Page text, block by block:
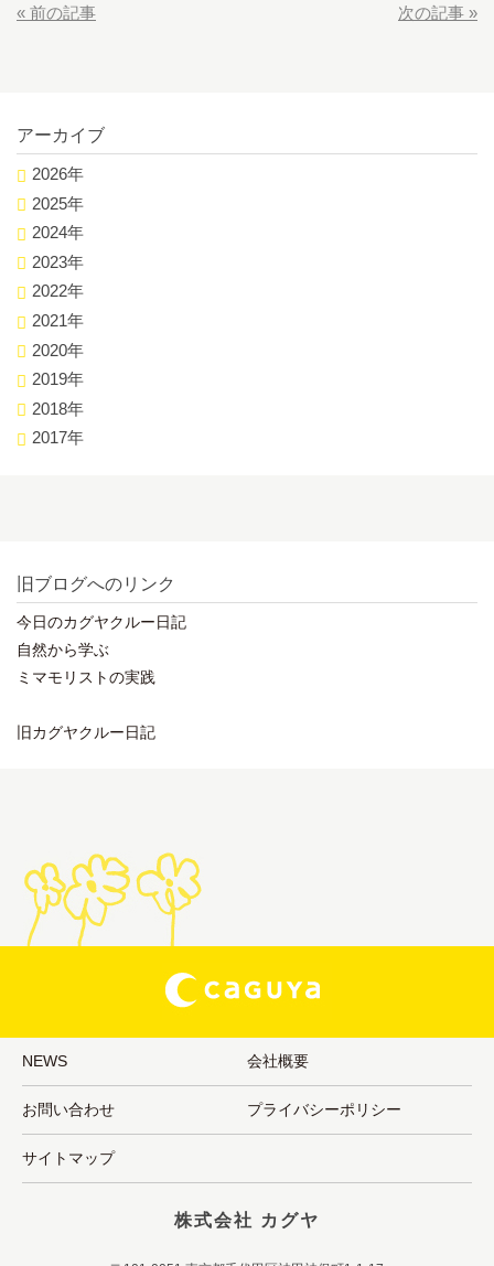
« 前の記事 次の記事 »
アーカイブ
2026年
2025年
2024年
2023年
2022年
2021年
2020年
2019年
2018年
2017年
旧ブログへのリンク
今日のカグヤクルー日記
自然から学ぶ
ミマモリストの実践
旧カグヤクルー日記
NEWS 会社概要
お問い合わせ プライバシーポリシー
サイトマップ
株式会社 カグヤ